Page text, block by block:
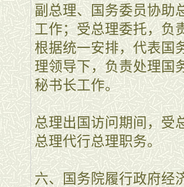
副总理、国务委员协助
工作；受总理委托，负
根据统一安排，代表国
理领导下，负责处理国
秘书长工作。
总理出国访问期间，受
总理代行总理职务。
六、国务院履行政府经